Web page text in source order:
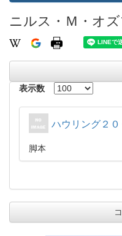
ニルス・Ｍ・オ
表示数
ハウリング２０
脚本